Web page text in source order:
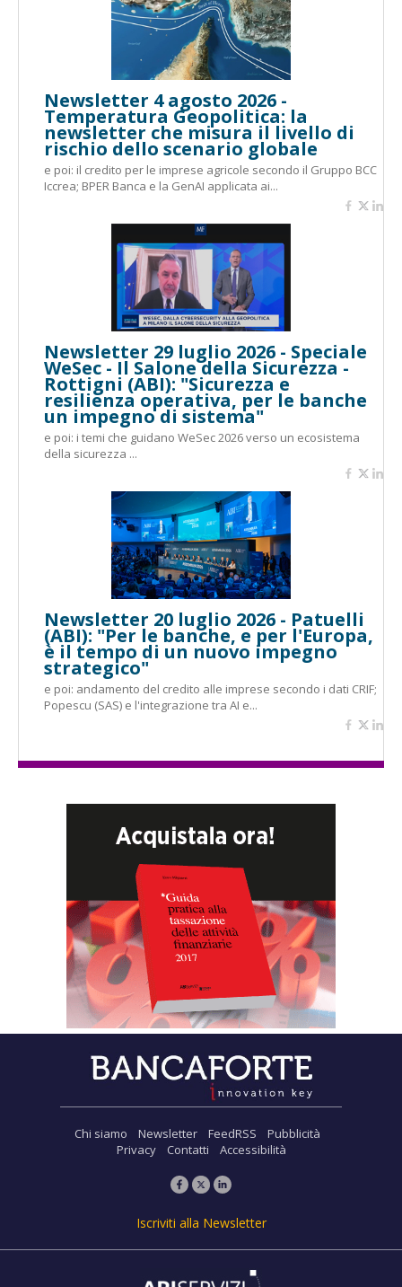
Newsletter 4 agosto 2026 -
Temperatura Geopolitica: la
newsletter che misura il livello di
rischio dello scenario globale
e poi: il credito per le imprese agricole secondo il Gruppo BCC
Iccrea; BPER Banca e la GenAI applicata ai...
Newsletter 29 luglio 2026 - Speciale
WeSec - Il Salone della Sicurezza -
Rottigni (ABI): "Sicurezza e
resilienza operativa, per le banche
un impegno di sistema"
e poi: i temi che guidano WeSec 2026 verso un ecosistema
della sicurezza ...
Newsletter 20 luglio 2026 - Patuelli
(ABI): "Per le banche, e per l'Europa,
è il tempo di un nuovo impegno
strategico"
e poi: andamento del credito alle imprese secondo i dati CRIF;
Popescu (SAS) e l'integrazione tra AI e...
Chi siamo Newsletter FeedRSS
Pubblicità
Privacy
Contatti Accessibilità
Iscriviti alla Newsletter